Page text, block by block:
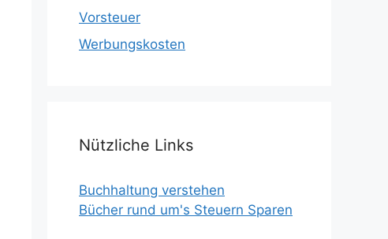
Vorsteuer
Werbungskosten
Nützliche Links
Buchhaltung verstehen
Bücher rund um's Steuern Sparen